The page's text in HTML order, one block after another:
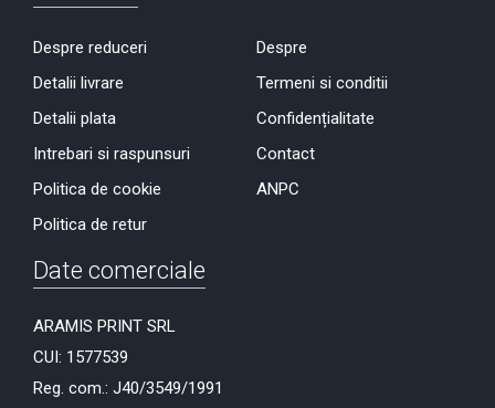
Despre reduceri
Detalii livrare
Detalii plata
Intrebari si raspunsuri
Politica de cookie
Politica de retur
Despre
Termeni si conditii
Confidențialitate
Contact
ANPC
Date comerciale
ARAMIS PRINT SRL
CUI: 1577539
Reg. com.: J40/3549/1991